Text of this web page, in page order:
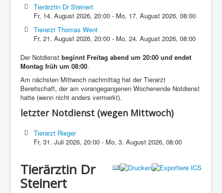
Tierärztin Dr Steinert
Fr, 14. August 2026,20:00 - Mo, 17. August 2026,08:00
Tierarzt Thomas Went
Fr, 21. August 2026,20:00 - Mo, 24. August 2026,08:00
Der Notdienst beginnt Freitag abend um 20:00 und endet
Montag früh um 08:00.
Am nächsten Mittwoch nachmittag hat der Tierarzt
Bereitschaft, der am vorangegangenen Wochenende Notdienst
hatte (wenn nicht anders vermerkt).
letzter Notdienst (wegen Mittwoch)
Tierarzt Rieger
Fr, 31. Juli 2026,20:00 - Mo, 3. August 2026,08:00
Tierärztin Dr
Steinert